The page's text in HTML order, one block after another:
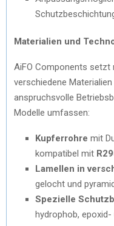
Materialien und
AiFO Components setzt
verschiedene
anspruchsvolle
Modelle umfassen:
Kupferrohre mit
kompatibel mit
Lamellen in
gelocht und
Spezielle
hydrophob,